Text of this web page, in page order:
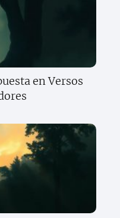
en Versos